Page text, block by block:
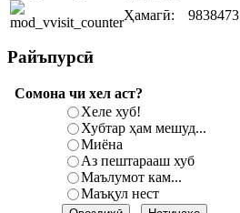
Ҳамагӣ: 9838473
Райъпурсӣ
Сомона чи хел аст?
Хеле хуб!
Хубтар ҳам мешуд...
Миёна
Аз пештарааш хуб
Маълумот кам...
Маъқул нест